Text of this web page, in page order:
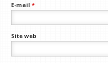
E-mail*
Site web